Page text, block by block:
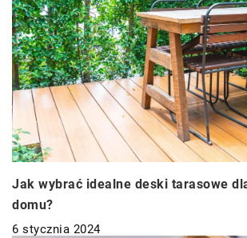
Jak wybrać idealne deski tarasowe
domu?
6 stycznia 2024